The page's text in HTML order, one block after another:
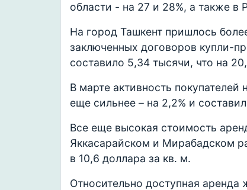
области - на 27 и 28%, а также в
На город Ташкент пришлось
заключенных договоров купли-
составило 5,34 тысячи, что на
В марте активность
еще сильнее – на 2,2% и
Все еще высокая стоимость
Яккасарайском и Мирабадском
в 10,6 доллара за кв. м.
Относительно доступная аренда